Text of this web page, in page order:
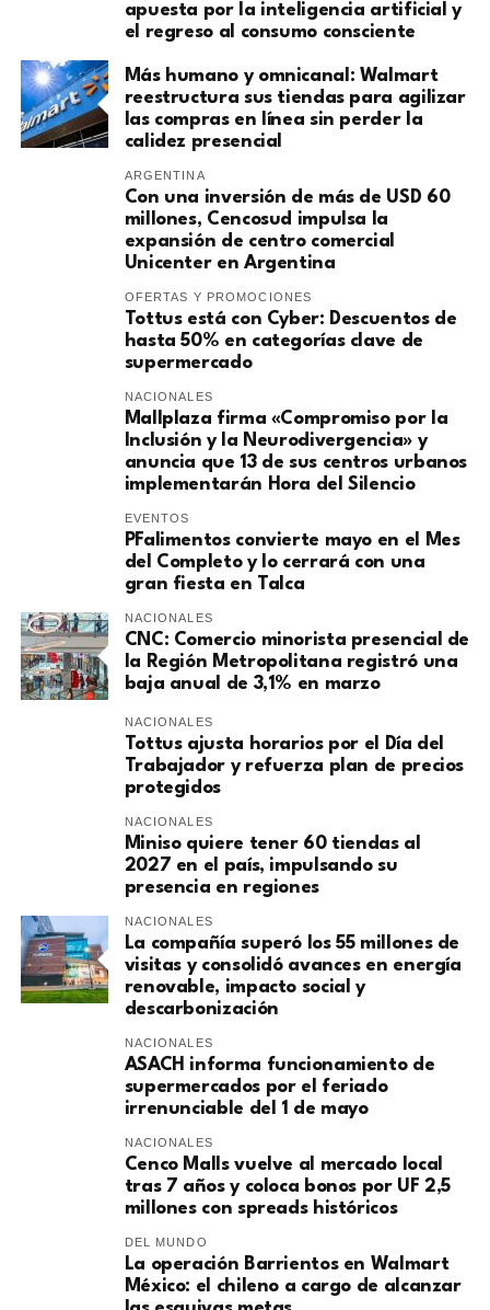
apuesta por la inteligencia artificial y
el regreso al consumo consciente
Más humano y omnicanal: Walmart
reestructura sus tiendas para agilizar
las compras en línea sin perder la
calidez presencial
ARGENTINA
Con una inversión de más de USD 60
millones, Cencosud impulsa la
expansión de centro comercial
Unicenter en Argentina
OFERTAS Y PROMOCIONES
Tottus está con Cyber: Descuentos de
hasta 50% en categorías clave de
supermercado
NACIONALES
Mallplaza firma «Compromiso por la
Inclusión y la Neurodivergencia» y
anuncia que 13 de sus centros urbanos
implementarán Hora del Silencio
EVENTOS
PFalimentos convierte mayo en el Mes
del Completo y lo cerrará con una
gran fiesta en Talca
NACIONALES
​CNC: Comercio minorista presencial de
la Región Metropolitana registró una
baja anual de 3,1% en marzo
NACIONALES
Tottus ajusta horarios por el Día del
Trabajador y refuerza plan de precios
protegidos
NACIONALES
Miniso quiere tener 60 tiendas al
2027 en el país, impulsando su
presencia en regiones
NACIONALES
La compañía superó los 55 millones de
visitas y consolidó avances en energía
renovable, impacto social y
descarbonización
NACIONALES
ASACH informa funcionamiento de
supermercados por el feriado
irrenunciable del 1 de mayo
NACIONALES
Cenco Malls vuelve al mercado local
tras 7 años y coloca bonos por UF 2,5
millones con spreads históricos
DEL MUNDO
La operación Barrientos en Walmart
México: el chileno a cargo de alcanzar